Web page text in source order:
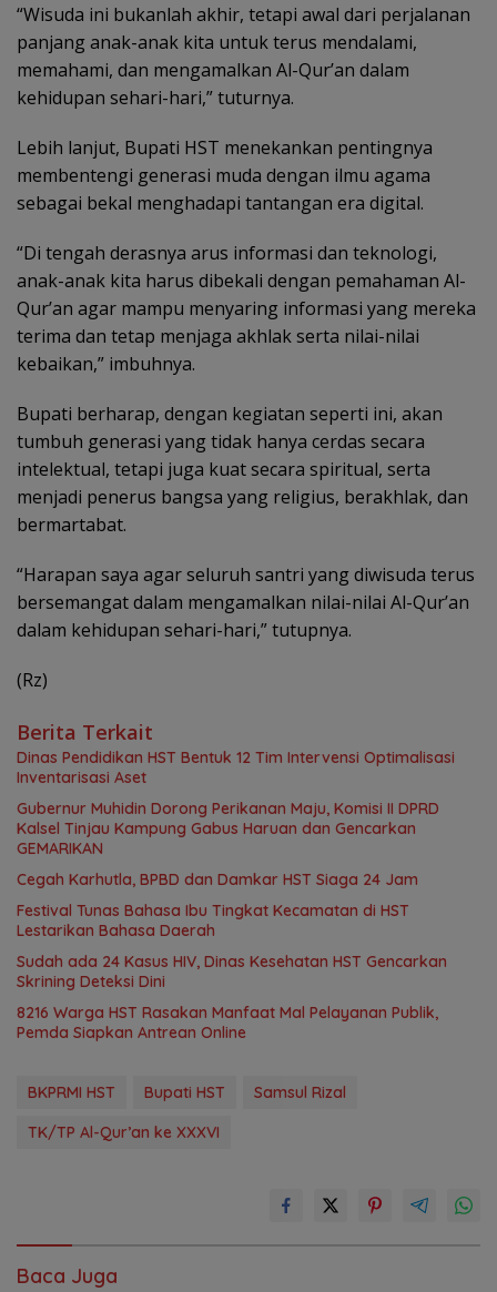
“Wisuda ini bukanlah akhir, tetapi awal dari perjalanan
panjang anak-anak kita untuk terus mendalami,
memahami, dan mengamalkan Al-Qur’an dalam
kehidupan sehari-hari,” tuturnya.
Lebih lanjut, Bupati HST menekankan pentingnya
membentengi generasi muda dengan ilmu agama
sebagai bekal menghadapi tantangan era digital.
“Di tengah derasnya arus informasi dan teknologi,
anak-anak kita harus dibekali dengan pemahaman Al-
Qur’an agar mampu menyaring informasi yang mereka
terima dan tetap menjaga akhlak serta nilai-nilai
kebaikan,” imbuhnya.
Bupati berharap, dengan kegiatan seperti ini, akan
tumbuh generasi yang tidak hanya cerdas secara
intelektual, tetapi juga kuat secara spiritual, serta
menjadi penerus bangsa yang religius, berakhlak, dan
bermartabat.
“Harapan saya agar seluruh santri yang diwisuda terus
bersemangat dalam mengamalkan nilai-nilai Al-Qur’an
dalam kehidupan sehari-hari,” tutupnya.
(Rz)
Berita Terkait
Dinas Pendidikan HST Bentuk 12 Tim Intervensi Optimalisasi
Inventarisasi Aset
Gubernur Muhidin Dorong Perikanan Maju, Komisi II DPRD
Kalsel Tinjau Kampung Gabus Haruan dan Gencarkan
GEMARIKAN
Cegah Karhutla, BPBD dan Damkar HST Siaga 24 Jam
Festival Tunas Bahasa Ibu Tingkat Kecamatan di HST
Lestarikan Bahasa Daerah
Sudah ada 24 Kasus HIV, Dinas Kesehatan HST Gencarkan
Skrining Deteksi Dini
8216 Warga HST Rasakan Manfaat Mal Pelayanan Publik,
Pemda Siapkan Antrean Online
BKPRMI HST Bupati HST
Samsul Rizal
TK/TP Al-Qur’an ke XXXVI
Baca Juga